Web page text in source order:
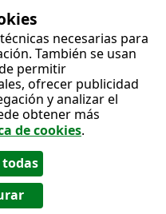
necesarias para
También se usan
permitir
ofrecer publicidad
y analizar el
obtener más
de cookies.